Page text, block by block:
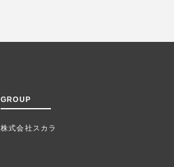
GROUP
株式会社スカラ